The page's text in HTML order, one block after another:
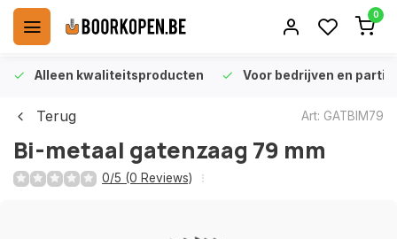
0
Alleen kwaliteitsproducten Voor bedrijven en
Terug Art: GATBIM79
Bi-metaal gatenzaag 79 mm
0/5 (0 Reviews)